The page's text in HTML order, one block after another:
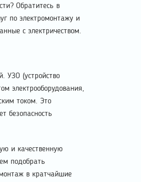
Обратитесь в
по электромонтажу и
с электричеством.
УЗО (устройство
электрооборудования,
током. Это
безопасность
и качественную
подобрать
в кратчайшие